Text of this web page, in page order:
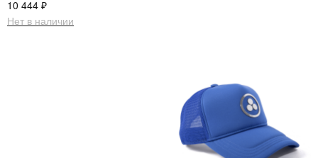
10 444 ₽
Нет в наличии